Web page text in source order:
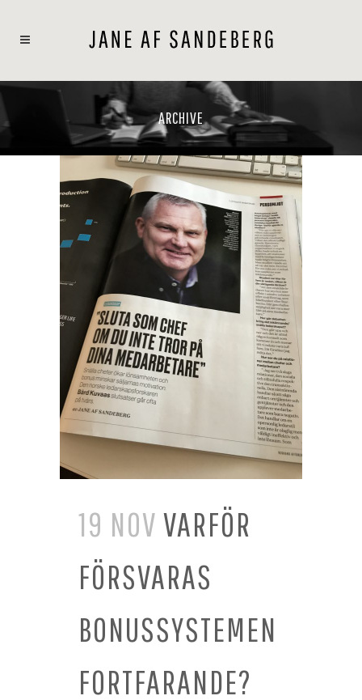
ARCHIVE
19 NOV VARFÖR
FÖRSVARAS
BONUSSYSTEMEN
FORTFARANDE?